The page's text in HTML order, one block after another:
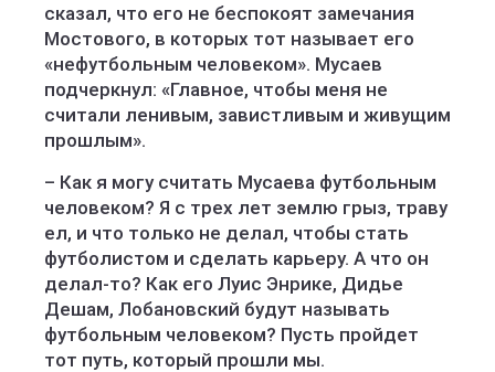
сказал, что его не беспокоят замечания
Мостового, в которых тот называет его
«нефутбольным человеком». Мусаев
подчеркнул: «Главное, чтобы меня не
считали ленивым, завистливым и живущим
прошлым».
– Как я могу считать Мусаева футбольным
человеком? Я с трех лет землю грыз, траву
ел, и что только не делал, чтобы стать
футболистом и сделать карьеру. А что он
делал-то? Как его Луис Энрике, Дидье
Дешам, Лобановский будут называть
футбольным человеком? Пусть пройдет
тот путь, который прошли мы.